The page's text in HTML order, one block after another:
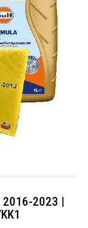
2016-2023 |